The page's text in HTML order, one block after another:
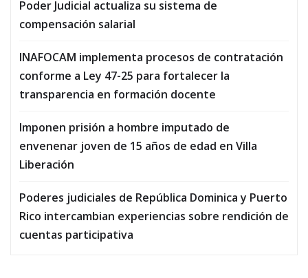
Poder Judicial actualiza su sistema de
compensación salarial
INAFOCAM implementa procesos de contratación
conforme a Ley 47-25 para fortalecer la
transparencia en formación docente
Imponen prisión a hombre imputado de
envenenar joven de 15 años de edad en Villa
Liberación
Poderes judiciales de República Dominica y Puerto
Rico intercambian experiencias sobre rendición de
cuentas participativa